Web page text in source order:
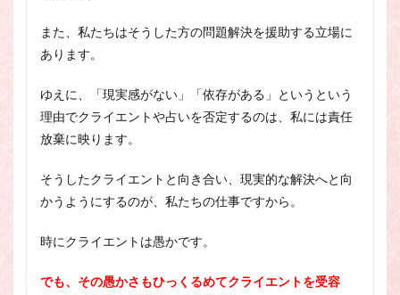
また、私たちはそうした方の問題解決を援助する立場に
あります。
ゆえに、「現実感がない」「依存がある」というという
理由でクライエントや占いを否定するのは、私には責任
放棄に映ります。
そうしたクライエントと向き合い、現実的な解決へと向
かうようにするのが、私たちの仕事ですから。
時にクライエントは愚かです。
でも、その愚かさもひっくるめてクライエントを受容